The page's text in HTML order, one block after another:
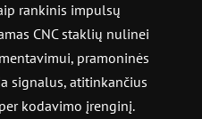
rankinis impulsų
CNC staklių nulinei
pramoninės
signalus, atitinkančius
kodavimo įrenginį.